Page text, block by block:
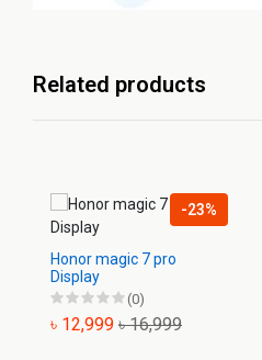
Related products
-23%
Honor magic 7 pro
Display
(0)
৳ 12,999 ৳ 16,999